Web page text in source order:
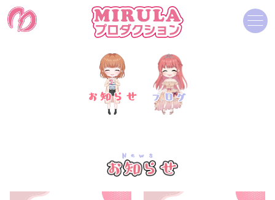
お知らせ ブログ
News